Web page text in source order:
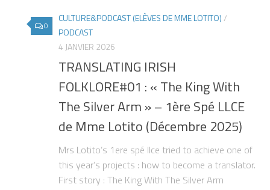
0
CULTURE&PODCAST (ELÈVES DE MME LOTITO)/
PODCAST
4 JANVIER 2026
TRANSLATING IRISH
FOLKLORE#01 : « The King With
The Silver Arm » – 1ère Spé LLCE
de Mme Lotito (Décembre 2025)
Mrs Lotito’s 1ere spé llce tried to achieve one of
this year’s projects : how to become a translator.
First story : The King With The Silver Arm